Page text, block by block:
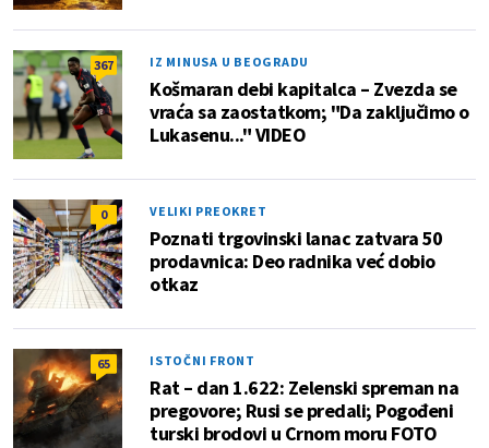
367 IZ MINUSA U BEOGRADU
Košmaran debi kapitalca – Zvezda se
vraća sa zaostatkom; "Da zaključimo o
Lukasenu..." VIDEO
0 VELIKI PREOKRET
Poznati trgovinski lanac zatvara 50
prodavnica: Deo radnika već dobio
otkaz
65 ISTOČNI FRONT
Rat – dan 1.622: Zelenski spreman na
pregovore; Rusi se predali; Pogođeni
turski brodovi u Crnom moru FOTO